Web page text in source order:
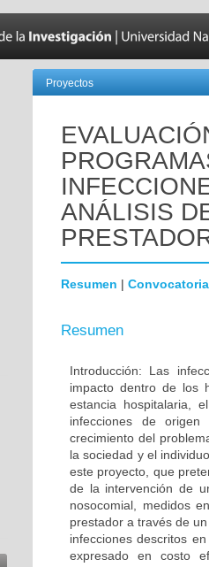
Proyectos
ANÁLISIS
Resumen | Convocatoria
Resumen
Introducción: Las
impacto dentro de los
estancia hospitalaria,
infecciones de origen
crecimiento del
la sociedad y el
este proyecto, que
de la intervención de
nosocomial, medidos
prestador a través de
infecciones descritos
expresado en costo